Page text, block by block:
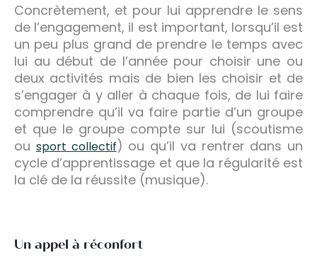
Concrètement, et pour lui apprendre le sens
de l’engagement, il est important, lorsqu’il est
un peu plus grand de prendre le temps avec
lui au début de l’année pour choisir une ou
deux activités mais de bien les choisir et de
s’engager à y aller à chaque fois, de lui faire
comprendre qu’il va faire partie d’un groupe
et que le groupe compte sur lui (scoutisme
ou sport collectif) ou qu’il va rentrer dans un
cycle d’apprentissage et que la régularité est
la clé de la réussite (musique).
Un appel à réconfort